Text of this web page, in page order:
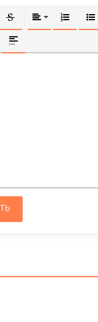
ЗАЧЕРКНУТЫЙ
ТЕКСТА
ЦИТАТЫ
ВСТАВКА СПОЙЛЕРА